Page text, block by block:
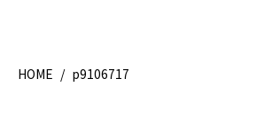
HOME / p9106717